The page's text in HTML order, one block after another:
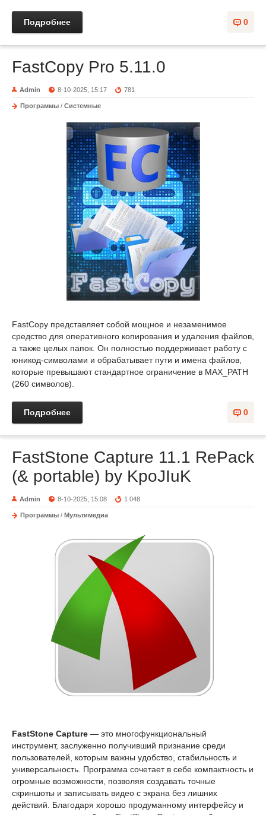
0
Подробнее
FastCopy Pro 5.11.0
Admin 8-10-2025, 15:17 781
Программы / Системные
FastCopy представляет собой мощное и незаменимое
средство для оперативного копирования и удаления файлов,
а также целых папок. Он полностью поддерживает работу с
юникод-символами и обрабатывает пути и имена файлов,
которые превышают стандартное ограничение в MAX_PATH
(260 символов).
0
Подробнее
FastStone Capture 11.1 RePack
(& portable) by KpoJIuK
Admin 8-10-2025, 15:08 1 048
Программы / Мультимедиа
FastStone Capture — это многофункциональный
инструмент, заслуженно получивший признание среди
пользователей, которым важны удобство, стабильность и
универсальность. Программа сочетает в себе компактность и
огромные возможности, позволяя создавать точные
скриншоты и записывать видео с экрана без лишних
действий. Благодаря хорошо продуманному интерфейсу и